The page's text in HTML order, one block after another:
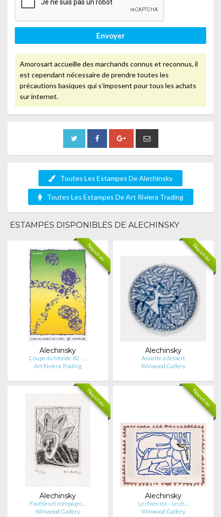
Envoyer
Amorosart accueille des marchands connus et reconnus, il
est cependant nécessaire de prendre toutes les
précautions basiques qui s’imposent pour tous les achats
sur internet.
Toutes Les Estampes De Alechinsky
Toutes Les Estampes De Art Riviera Trading
ESTAMPES DISPONIBLES DE ALECHINSKY
Nouveau
Alechinsky
Coupe du Monde 82 - …
Art Riviera Trading
Nouveau
Alechinsky
Assiette à dessert
Winwood Gallery
Nouveau
Alechinsky
Facéties et compagni…
Winwood Gallery
Nouveau
Alechinsky
Le chien roi – Le ch…
Winwood Gallery